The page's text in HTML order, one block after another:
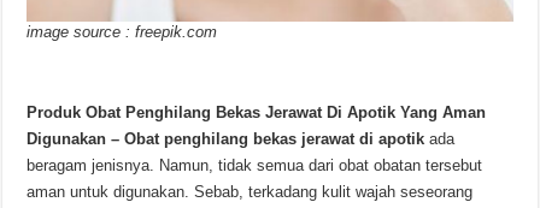
image source : freepik.com
Produk Obat Penghilang Bekas Jerawat Di Apotik Yang Aman
Digunakan –Obat penghilang bekas jerawat di apotik ada
beragam jenisnya. Namun, tidak semua dari obat obatan tersebut
aman untuk digunakan. Sebab, terkadang kulit wajah seseorang